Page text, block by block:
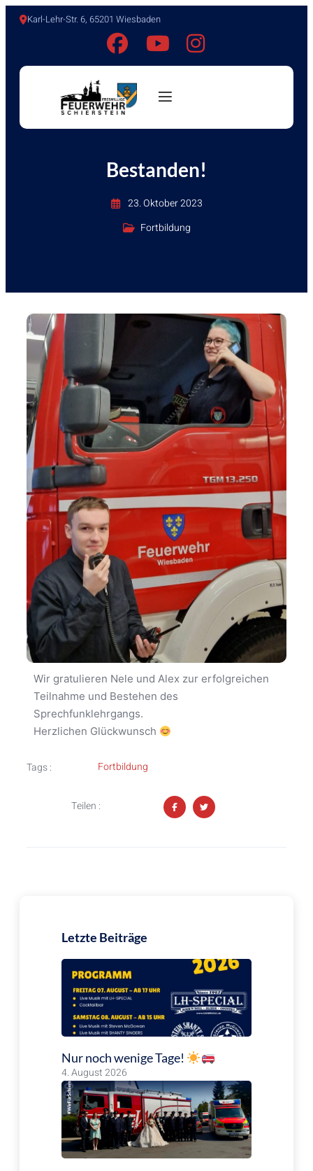
Karl-Lehr-Str. 6, 65201 Wiesbaden
Bestanden!
23. Oktober 2023
Fortbildung
Wir gratulieren Nele und Alex zur erfolgreichen
Teilnahme und Bestehen des
Sprechfunklehrgangs.
Herzlichen Glückwunsch
Tags : Fortbildung
Teilen :
Letzte Beiträge
Nur noch wenige Tage!
4. August 2026